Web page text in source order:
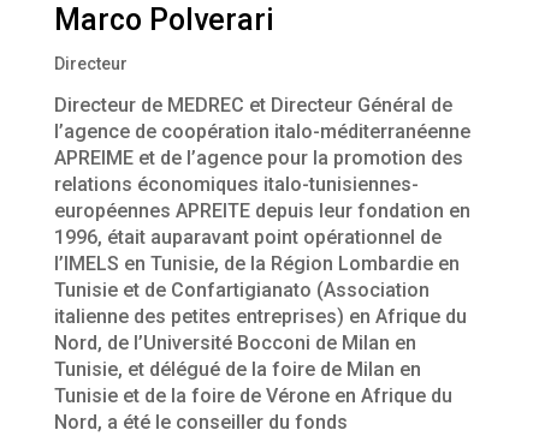
Marco Polverari
Directeur
Directeur de MEDREC et Directeur Général de
l’agence de coopération italo-méditerranéenne
APREIME et de l’agence pour la promotion des
relations économiques italo-tunisiennes-
européennes APREITE depuis leur fondation en
1996, était auparavant point opérationnel de
l’IMELS en Tunisie, de la Région Lombardie en
Tunisie et de Confartigianato (Association
italienne des petites entreprises) en Afrique du
Nord, de l’Université Bocconi de Milan en
Tunisie, et délégué de la foire de Milan en
Tunisie et de la foire de Vérone en Afrique du
Nord, a été le conseiller du fonds